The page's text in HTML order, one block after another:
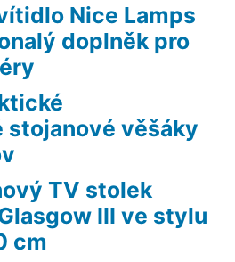
Nice Lamps
doplněk pro
stojanové věšáky
TV stolek
III ve stylu
cm